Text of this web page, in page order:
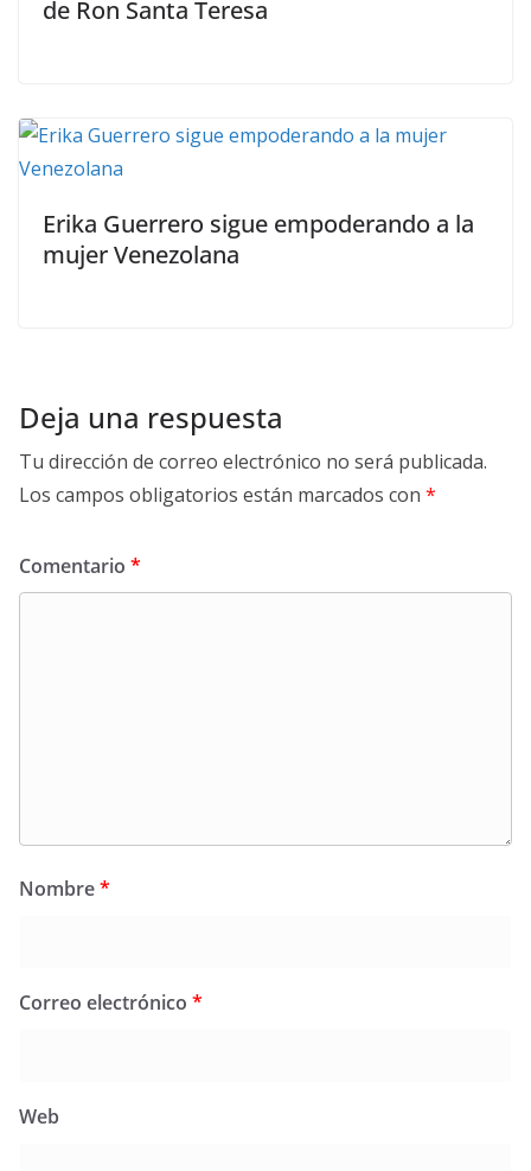
de Ron Santa Teresa
Erika Guerrero sigue empoderando a la
mujer Venezolana
Deja una respuesta
Tu dirección de correo electrónico no será publicada.
Los campos obligatorios están marcados con *
Comentario *
Nombre*
Correo electrónico *
Web